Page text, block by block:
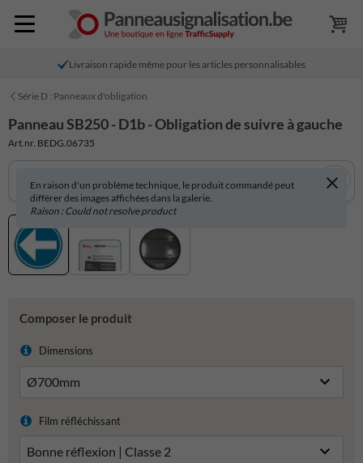
Livraison rapide même pour les articles personnalisables
Série D : Panneaux d'obligation
Panneau SB250 - D1b - Obligation de suivre à gauche
Art.nr. BEDG.06735
En raison d'un problème technique, le produit commandé peut
différer des images affichées dans la galerie.
Raison : Could not resolve product
Composer le produit
Dimensions
Film réfléchissant